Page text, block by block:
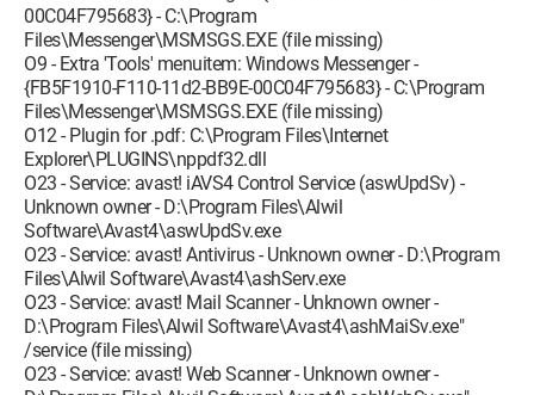
00C04F795683} - C:\Program
Files\Messenger\MSMSGS.EXE (file missing)
O9 - Extra 'Tools' menuitem: Windows Messenger -
{FB5F1910-F110-11d2-BB9E-00C04F795683} - C:\Program
Files\Messenger\MSMSGS.EXE (file missing)
O12 - Plugin for .pdf: C:\Program Files\Internet
Explorer\PLUGINS\nppdf32.dll
O23 - Service: avast! iAVS4 Control Service (aswUpdSv) -
Unknown owner - D:\Program Files\Alwil
Software\Avast4\aswUpdSv.exe
O23 - Service: avast! Antivirus - Unknown owner - D:\Program
Files\Alwil Software\Avast4\ashServ.exe
O23 - Service: avast! Mail Scanner - Unknown owner -
D:\Program Files\Alwil Software\Avast4\ashMaiSv.exe"
/service (file missing)
O23 - Service: avast! Web Scanner - Unknown owner -